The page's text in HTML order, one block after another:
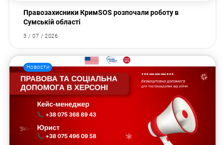
Правозахисники КримSOS розпочали роботу в
Сумській області
3 / 07 / 2026
Новости